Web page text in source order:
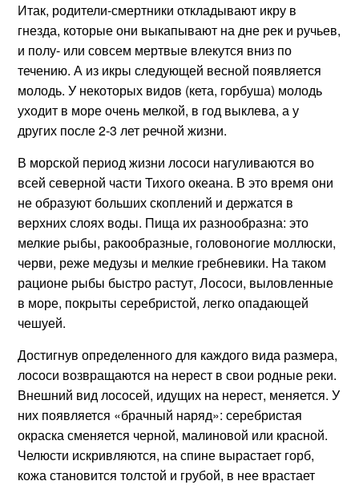
Итак, родители-смертники откладывают икру в
гнезда, которые они выкапывают на дне рек и ручьев,
и полу- или совсем мертвые влекутся вниз по
течению. А из икры следующей весной появляется
молодь. У некоторых видов (кета, горбуша) молодь
уходит в море очень мелкой, в год выклева, а у
других после 2-3 лет речной жизни.
В морской период жизни лососи нагуливаются во
всей северной части Тихого океана. В это время они
не образуют больших скоплений и держатся в
верхних слоях воды. Пища их разнообразна: это
мелкие рыбы, ракообразные, головоногие моллюски,
черви, реже медузы и мелкие гребневики. На таком
рационе рыбы быстро растут, Лососи, выловленные
в море, покрыты серебристой, легко опадающей
чешуей.
Достигнув определенного для каждого вида размера,
лососи возвращаются на нерест в свои родные реки.
Внешний вид лососей, идущих на нерест, меняется. У
них появляется «брачный наряд»: серебристая
окраска сменяется черной, малиновой или красной.
Челюсти искривляются, на спине вырастает горб,
кожа становится толстой и грубой, в нее врастает